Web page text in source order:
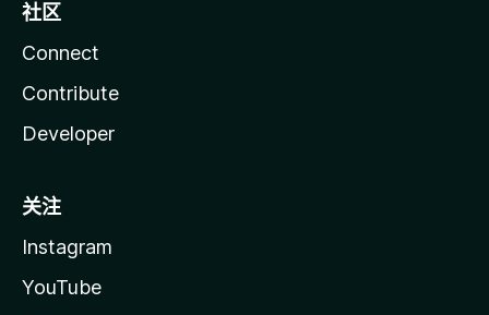
社区
Connect
Contribute
Developer
关注
Instagram
YouTube